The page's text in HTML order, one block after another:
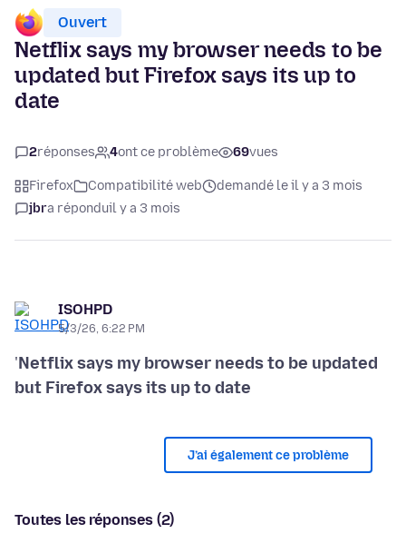
Ouvert
Netflix says my browser needs to be
updated but Firefox says its up to
date
2réponses 4ont ce problème 69vues
Firefox Compatibilité web
demandé le il y a 3 mois
jbra réponduil y a 3 mois
ISOHPD
5/3/26, 6:22 PM
'Netflix says my browser needs to be updated
but Firefox says its up to date
J’ai également ce problème
Toutes les réponses (2)